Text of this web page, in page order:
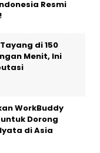
Resmi
di 150
Menit, Ini
WorkBuddy
Dorong
di Asia